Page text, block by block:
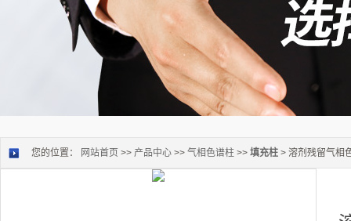
您的位置： 网站首页 >> 产品中心 >> 气相色谱柱 >> 填充柱 > 溶剂残留气相